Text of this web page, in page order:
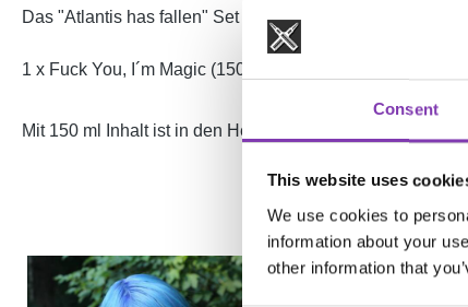
Consent
This website uses
We use cookies to
information about your
other information that
Das "Atlantis has fallen" Set enthält alle sechs Headshot
1 x Fuck You, I´m Magic (150 ml), 1 x Desaster Blue
Mit 150 ml Inhalt ist in den Headshot Flaschen deutlich